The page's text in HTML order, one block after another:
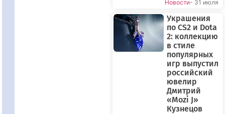
Новости- 31 июля
Украшения
по CS2 и Dota
2: коллекцию
в стиле
популярных
игр выпустил
российский
ювелир
Дмитрий
«Mozi J»
Кузнецов